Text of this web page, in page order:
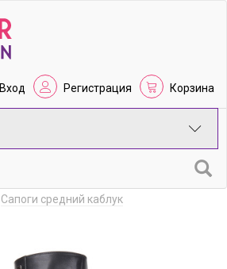
Вход Регистрация Корзина
Сапоги средний каблук